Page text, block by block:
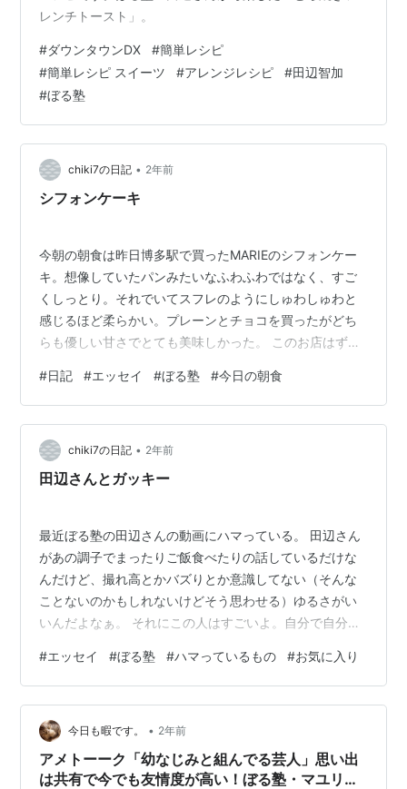
レンチトースト」。
#ダウンタウンDX #簡単レシピ
#簡単レシピ スイーツ #アレンジレシピ #田辺智加
#ぼる塾
chiki7の日記 • 2年前
シフォンケーキ
今朝の朝食は昨日博多駅で買ったMARIEのシフォンケー
キ。想像していたパンみたいなふわふわではなく、すご
くしっとり。それでいてスフレのようにしゅわしゅわと
感じるほど柔らかい。プレーンとチョコを買ったがどち
らも優しい甘さでとても美味しかった。 このお店はずっ
ンケーキをわざわざ買おうと思ったことがなかったし、
ちょっとミーハーな人が浮かれて買うか意識高めのスイ
ーツ好きしか買わないのでは？と思っていた。 そんな失
礼な偏見を持っていた私が何故1個500円近く出して買う
気になったかと言うと、ぼる塾・田辺さんがYouTubeで
#日記 #エッセイ #ぼる塾 #今日の朝食
chiki7の日記 • 2年前
田辺さんとガッキー
最近ぼる塾の田辺さんの動画にハマっている。 田辺さん
があの調子でまったりご飯食べたりの話しているだけな
んだけど、撮れ高とかバズりとか意識してない（そんな
ことないのかもしれないけどそう思わせる）ゆるさがい
いんだよなぁ。 それにこの人はすごいよ。自分で自分を
る。他人と比べたりとかしないからあんな優しい雰囲気
を纏えるんだろうなぁ。憧れるよ。田辺さんみたいなマ
インドを持った大人になりたいよ。 YouTubeで見てるか
ら広告がはいる。最近はエスプリークのガッキーの広告
が流れるんだけど、いやぁガッキーはいつまでもかわい
いな。なりたいよ。笑 そういえばガッキー…
#エッセイ #ぼる塾 #ハマっているもの #お気に入り
今日も暇です。 • 2年前
アメトーーク「幼なじみと組んでる芸人」思い出
は共有で今でも友情度が高い！ぼる塾・マユリ